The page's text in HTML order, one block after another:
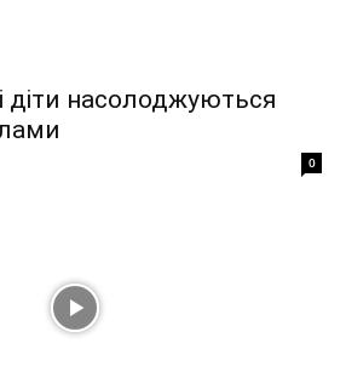
діти насолоджуються
0